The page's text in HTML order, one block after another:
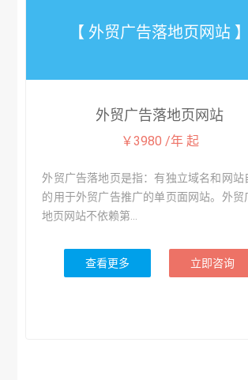
【 外贸广告落地页网站 】
外贸广告落地页网站
￥3980 /年 起
外贸广告落地页是指：有独立域名和网站
的用于外贸广告推广的单页面网站。外贸
地页网站不依赖第...
查看更多 立即咨询